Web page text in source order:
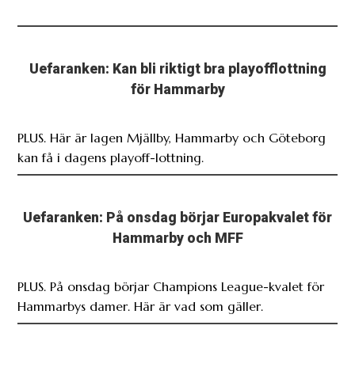
Uefaranken: Kan bli riktigt bra playofflottning
för Hammarby
PLUS. Här är lagen Mjällby, Hammarby och Göteborg
kan få i dagens playoff-lottning.
Uefaranken: På onsdag börjar Europakvalet för
Hammarby och MFF
PLUS. På onsdag börjar Champions League-kvalet för
Hammarbys damer. Här är vad som gäller.